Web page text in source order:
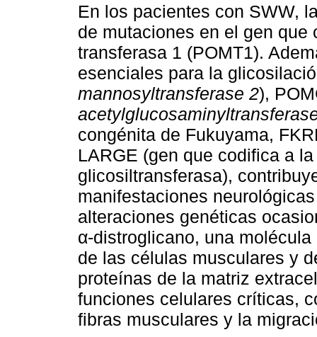
En los pacientes con SWW,
de mutaciones en el gen
transferasa 1 (POMT1).
esenciales para la
mannosyltransferase 2),
congénita de Fukuyama,
LARGE (gen que codifica a
glicosiltransferasa),
manifestaciones
alteraciones genéticas
α-distroglicano, una
de las células musculares y
proteínas de la matriz
funciones celulares críticas,
fibras musculares y la